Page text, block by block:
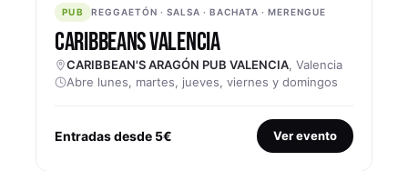
PUB
PUB REGGAETÓN · SALSA · BACHATA · MERENGUE
CARIBBEANS VALENCIA
CARIBBEAN'S ARAGÓN PUB VALENCIA, Valencia
Abre lunes, martes, jueves, viernes y domingos
Entradas desde 5€ Ver evento